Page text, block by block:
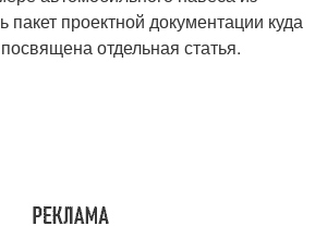
пакет проектной документации куда
отдельная статья.